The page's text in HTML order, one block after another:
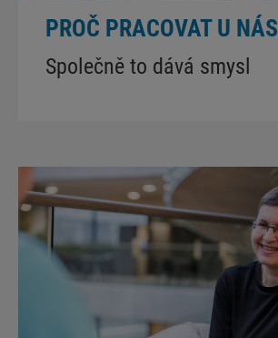
PROČ PRACOVAT U NÁS
Společně to dává smysl